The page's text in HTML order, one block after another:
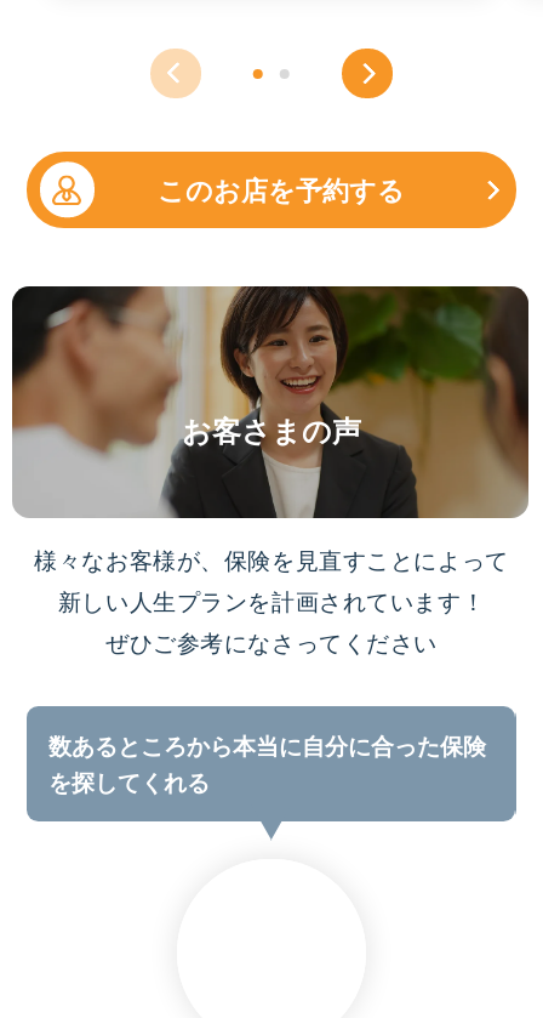
このお店を予約する
お客さまの声
様々なお客様が、保険を見直すことによって
新しい人生プランを計画されています！
ぜひご参考になさってください
数あるところから本当に自分に合った保険
を探してくれる